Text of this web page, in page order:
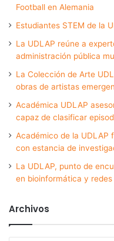
Football en Alemania
Estudiantes STEM de la
La UDLAP reúne a
administración pública
La Colección de Arte
obras de artistas
Académica UDLAP
capaz de clasificar
Académico de la UDLAP
con estancia de
La UDLAP, punto de
en bioinformática y
Archivos